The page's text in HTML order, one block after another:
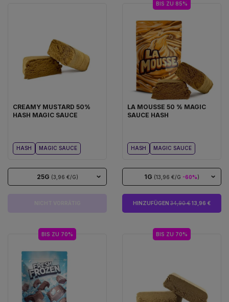
CREAMY MUSTARD 50%
HASH MAGIC SAUCE
HASH MAGIC SAUCE
25G (3,96 €/G)
BIS ZU 85%
LA MOUSSE 50 % MAGIC
SAUCE HASH
HASH MAGIC SAUCE
1G (13,96 €/G -60%)
HINZUFÜGEN 34,90 €13,96 €
BIS ZU 70% BIS ZU 70%